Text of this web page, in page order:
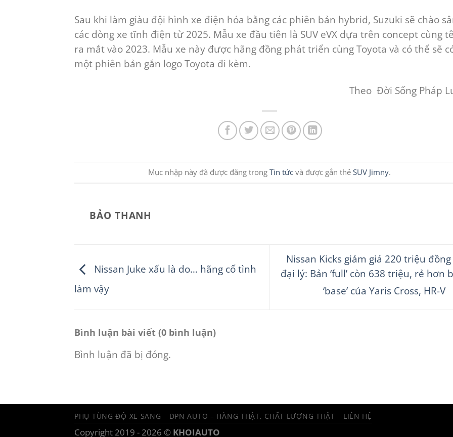
Sau khi làm giàu đội hình xe điện hóa bằng các phiên bản hybrid, Suzuki sẽ chào
các dòng xe tĩnh điện từ 2025. Mẫu xe đầu tiên là SUV eVX dựa trên concept cùng
ra mắt vào 2023. Mẫu xe này được hãng đồng phát triển cùng Toyota và có thể sẽ
một phiên bản gắn logo Toyota đi kèm.
Theo Đời Sống Pháp
Mục nhập này đã được đăng trongTin tức và được gắn thẻSUV Jimny.
BẢO THANH
Nissan Juke xấu là do… hãng cố tình
làm vậy
Nissan Kicks giảm giá 220 triệu
đại lý: Bản ‘full’ còn 638 triệu, rẻ hơn
‘base’ của Yaris Cross, HR-V
Bình luận bài viết (0 bình luận)
Bình luận đã bị đóng.
PHỤ TÙNG ĐỘ XE SANG DPN AUTO – HÀNG THẬT, CHẤT LƯỢNG THẬT LIÊN HỆ
Copyright 2019 - 2026 © KHOIAUTO